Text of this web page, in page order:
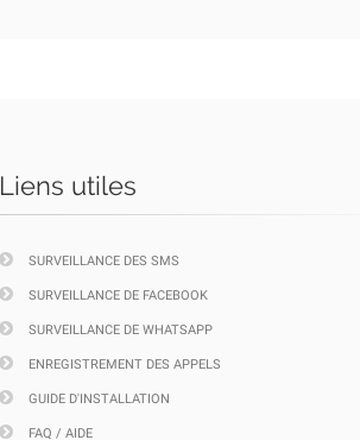
Liens utiles
SURVEILLANCE DES SMS
SURVEILLANCE DE FACEBOOK
SURVEILLANCE DE WHATSAPP
ENREGISTREMENT DES APPELS
GUIDE D'INSTALLATION
FAQ / AIDE